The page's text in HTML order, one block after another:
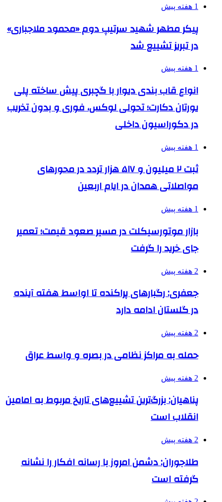
1 هفته پیش
پیکر مطهر شهید سرتیپ دوم «محمود ملاجباری»
در تبریز تشییع شد
1 هفته پیش
انواع قاب بندی دیوار با گچبری پیش ساخته پلی
یورتان دکارت؛ تحولی لوکس، فوری و بدون تخریب
در دکوراسیون داخلی
1 هفته پیش
ثبت ۲ میلیون و ۵۱۷ هزار تردد در محورهای
مواصلاتی همدان در ایام اربعین
1 هفته پیش
بازار موتورسیکلت در مسیر صعود قیمت؛ تعمیر
جای خرید را گرفت
2 هفته پیش
جعفری: رگبارهای پراکنده تا اواسط هفته آینده
در گلستان ادامه دارد
2 هفته پیش
حمله به مراکز نظامی در بصره و واسط عراق
2 هفته پیش
پناهیان: بزرگ‌ترین تشییع‌های تاریخ مربوط به امامین
انقلاب است
2 هفته پیش
طلاجوران: دشمن امروز با رسانه افکار را نشانه
گرفته است